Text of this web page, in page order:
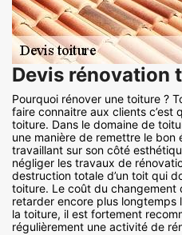
Devis rénovation
Pourquoi rénover une toiture ?
faire connaitre aux clients c’est
toiture. Dans le domaine de
une manière de remettre le
travaillant sur son côté
négliger les travaux de
destruction totale d’un toit qui
toiture. Le coût du changement
retarder encore plus
la toiture, il est fortement
régulièrement une activité de